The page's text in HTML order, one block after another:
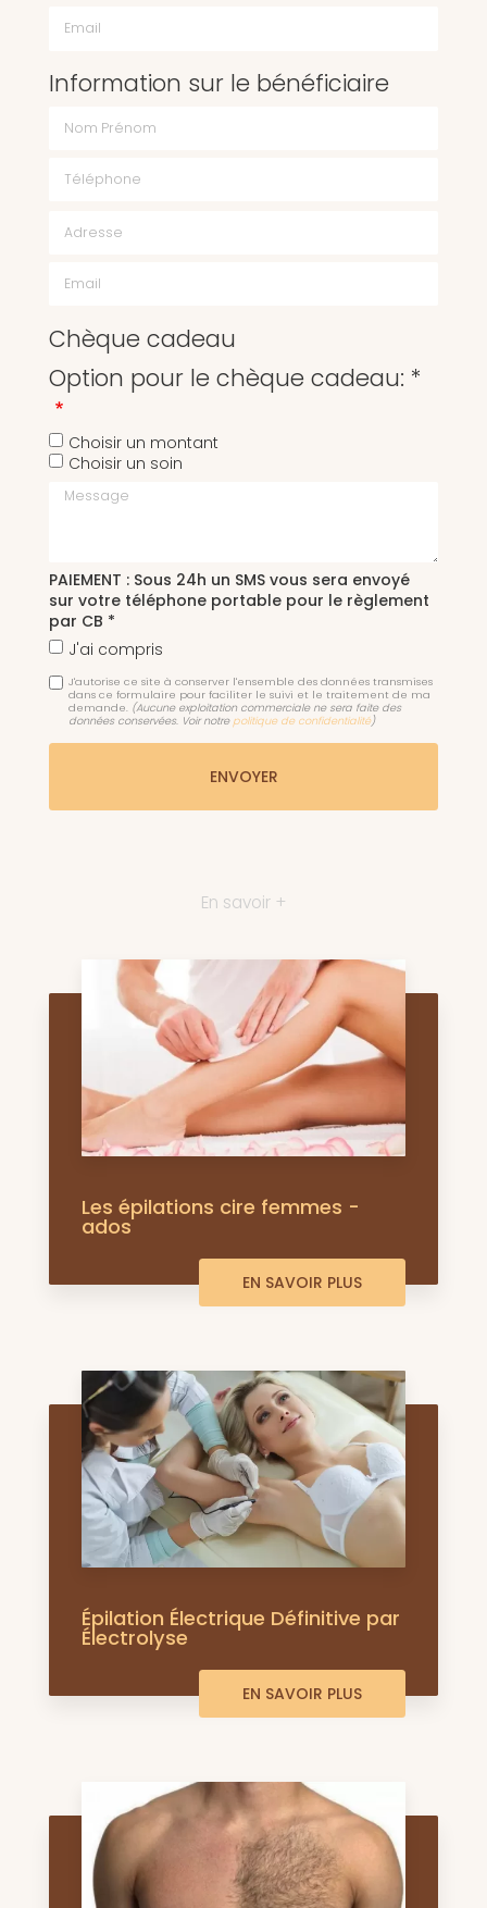
Information sur le bénéficiaire
Chèque cadeau
Option pour le chèque cadeau: *
Choisir un montant
Choisir un soin
Message
PAIEMENT : Sous 24h un SMS vous sera envoyé
sur votre téléphone portable pour le règlement
par CB *
J'ai compris
J'autorise ce site à conserver l'ensemble des données transmises
dans ce formulaire pour faciliter le suivi et le traitement de ma
demande. (Aucune exploitation commerciale ne sera faite des
données conservées. Voir notre politique de confidentialité)
En savoir +
Les épilations cire femmes -
ados
EN SAVOIR PLUS
Épilation Électrique Définitive par
Électrolyse
EN SAVOIR PLUS